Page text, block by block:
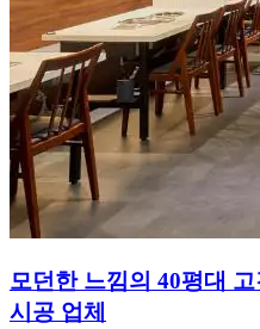
모던한 느낌의 40평대
시공 업체